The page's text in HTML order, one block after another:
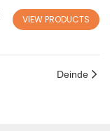
VIEW PRODUCTS
Deinde